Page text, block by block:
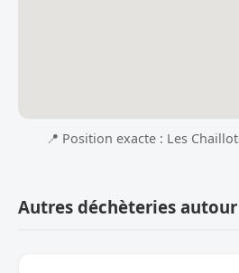
📍 Position exacte : Les
Autres déchèteries